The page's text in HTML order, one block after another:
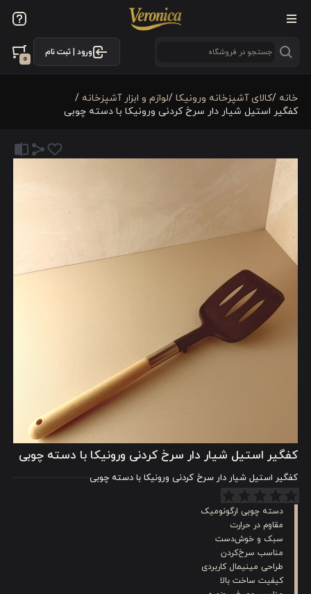
ورود | ثبت نام
0
خانه /كالای آشپزخانه ورونیکا /لوازم و ابزار آشپزخانه /
کفگیر استیل شیار دار سرخ کردنی ورونیکا با دسته چوبی
کفگیر استیل شیار دار سرخ کردنی ورونیکا با دسته چوبی
کفگیر استیل شیار دار سرخ کردنی ورونیکا با دسته چوبی
دسته چوبی ارگونومیک
مقاوم در حرارت
سبک و خوش‌دست
مناسب سرخ‌کردن
طراحی مینیمال کاربردی
کیفیت ساخت بالا